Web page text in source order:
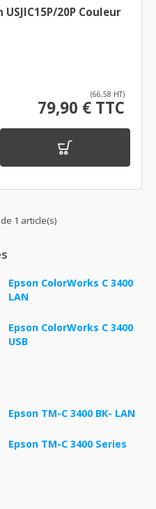
Cartouche d'encre Epson USJIC15P/20P Couleur
(66,58 HT)
79,90 € TTC
1 article(s)
Epson ColorWorks C 3400
LAN
Epson ColorWorks C 3400
USB
Epson TM-C 3400 BK- LAN
Epson TM-C 3400 Series